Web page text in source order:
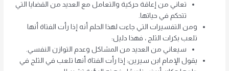
تعاني من إعاقة حركية والتعامل مع العديد من القضايا التي
تتحكم في حياتها.
ومن التفسيرات التي جاءت لهذا الحلم أنه إذا رأت الفتاة أنها
تلعب بكرات الثلج ، فهذا دليل:
سيعاني من العديد من المشاكل وعدم التوازن النفسي.
يقول الإمام ابن سيرين: إذا رأت الفتاة أنها تلعب في الثلج في